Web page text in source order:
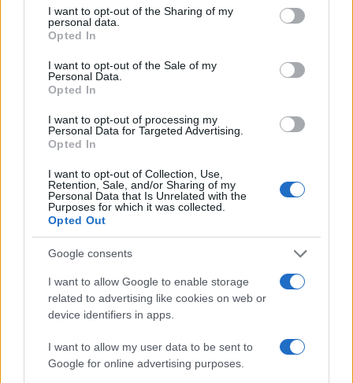
not limited to your visit or usage behaviour. You may click to
grant or deny consent to Google and its third-party tags to
use your data for below specified purposes in below Google
consent section.
I want to opt-out of the Sharing of my
personal data.
Opted In
I want to opt-out of the Sale of my
Personal Data.
Opted In
I want to opt-out of processing my
Personal Data for Targeted Advertising.
Opted In
I want to opt-out of Collection, Use,
Retention, Sale, and/or Sharing of my
Personal Data that Is Unrelated with the
Purposes for which it was collected.
Opted Out
Google consents
I want to allow Google to enable storage
related to advertising like cookies on web or
device identifiers in apps.
I want to allow my user data to be sent to
Google for online advertising purposes.
Η ΣΤΗΛΗ ΜΑΣ